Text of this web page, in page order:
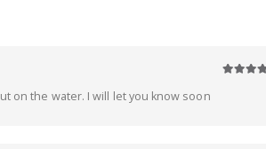
on the water. I will let you know soon